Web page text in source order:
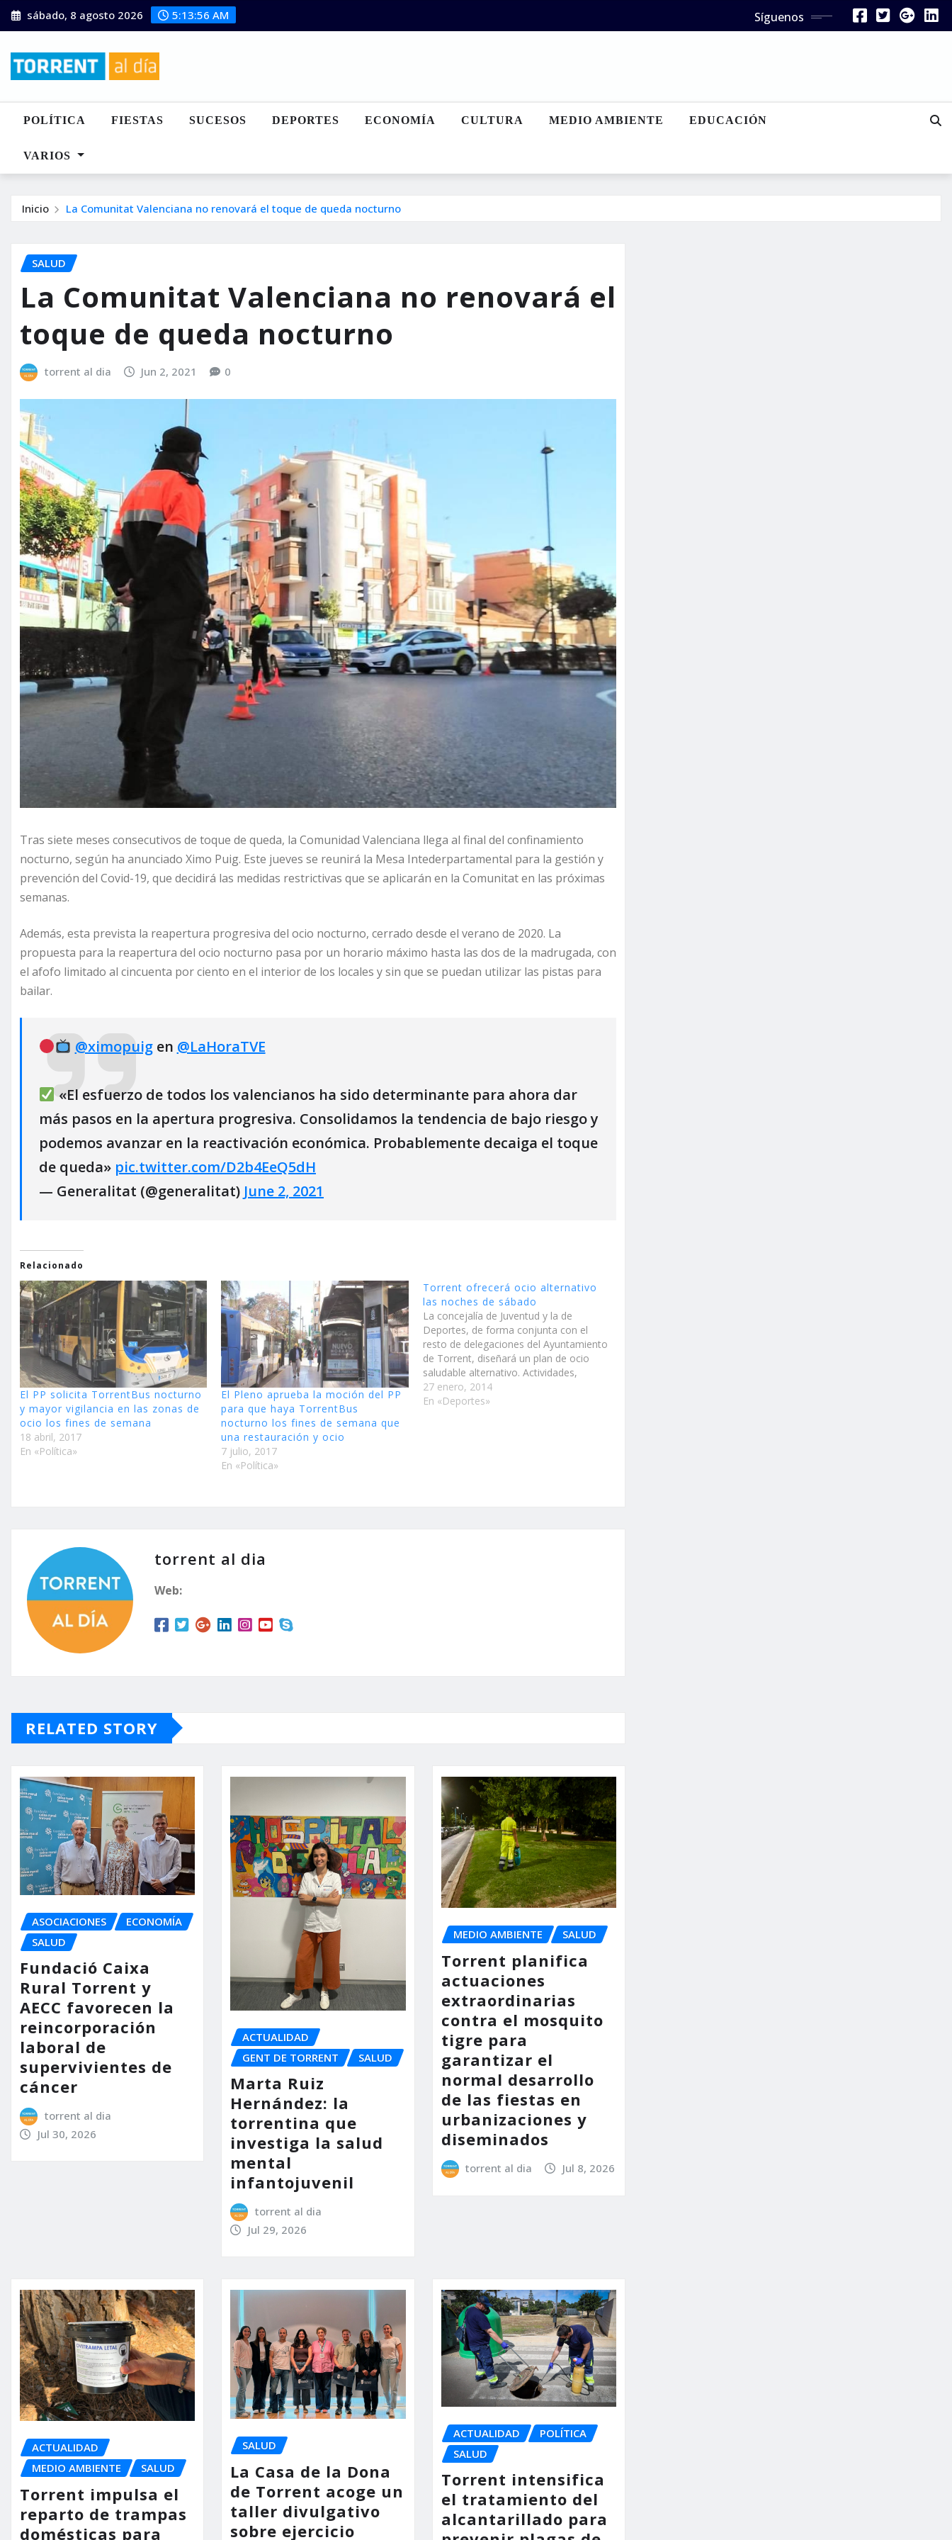
Saltar
al
sábado, 8 agosto 2026 5:13:57 AM Síguenos
POLÍTICA FIESTAS SUCESOS DEPORTES ECONOMÍA CULTURA MEDIO AMBIENTE EDUCACIÓN
VARIOS
Inicio La Comunitat Valenciana no renovará el toque de queda nocturno
SALUD
La Comunitat Valenciana no renovará el
toque de queda nocturno
torrent al dia Jun 2, 2021 0
Tras siete meses consecutivos de toque de queda, la Comunidad Valenciana llega al final del confinamiento
nocturno, según ha anunciado Ximo Puig. Este jueves se reunirá la Mesa Intederpartamental para la gestión y
prevención del Covid-19, que decidirá las medidas restrictivas que se aplicarán en la Comunitat en las próximas
semanas.
Además, esta prevista la reapertura progresiva del ocio nocturno, cerrado desde el verano de 2020. La
propuesta para la reapertura del ocio nocturno pasa por un horario máximo hasta las dos de la madrugada, con
el afofo limitado al cincuenta por ciento en el interior de los locales y sin que se puedan utilizar las pistas para
bailar.
@ximopuigen @LaHoraTVE
«El esfuerzo de todos los valencianos ha sido determinante para ahora dar
más pasos en la apertura progresiva. Consolidamos la tendencia de bajo riesgo y
podemos avanzar en la reactivación económica. Probablemente decaiga el toque
de queda» pic.twitter.com/D2b4EeQ5dH
— Generalitat (@generalitat) June 2, 2021
Relacionado
El PP solicita TorrentBus nocturno
y mayor vigilancia en las zonas de
ocio los fines de semana
18 abril, 2017
En «Política»
El Pleno aprueba la moción del PP
para que haya TorrentBus
nocturno los fines de semana que
una restauración y ocio
7 julio, 2017
En «Política»
Torrent ofrecerá ocio alternativo
las noches de sábado
La concejalía de Juventud y la de
Deportes, de forma conjunta con el
resto de delegaciones del Ayuntamiento
de Torrent, diseñará un plan de ocio
saludable alternativo. Actividades,
juegos y deportes atractivos que se
llevarán a cabo las noches de los
27 enero, 2014
En «Deportes»
torrent al dia
Web:
RELATED STORY
ASOCIACIONES
ECONOMÍA
SALUD
Fundació Caixa
Rural Torrent y
AECC favorecen la
reincorporación
laboral de
supervivientes de
cáncer
torrent al dia
Jul 30, 2026
ACTUALIDAD
GENT DE TORRENT
SALUD
Marta Ruiz
Hernández: la
torrentina que
investiga la salud
mental
infantojuvenil
torrent al dia
Jul 29, 2026
MEDIO AMBIENTE SALUD
Torrent planifica
actuaciones
extraordinarias
contra el mosquito
tigre para
garantizar el
normal desarrollo
de las fiestas en
urbanizaciones y
diseminados
torrent al dia Jul 8, 2026
ACTUALIDAD
MEDIO AMBIENTE
SALUD
Torrent impulsa el
reparto de trampas
domésticas para
SALUD
La Casa de la Dona
de Torrent acoge un
taller divulgativo
sobre ejercicio
ACTUALIDAD
POLÍTICA
SALUD
Torrent intensifica
el tratamiento del
alcantarillado para